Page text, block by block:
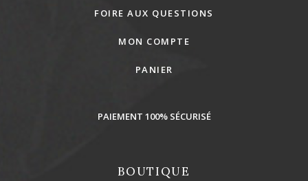
FOIRE AUX QUESTIONS
MON COMPTE
PANIER
PAIEMENT 100% SÉCURISÉ
BOUTIQUE